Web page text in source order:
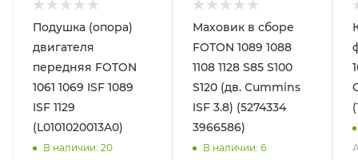
Подушка (опора)
двигателя
передняя FOTON
1061 1069 ISF 1089
ISF 1129
(L0101020013A0)
В наличии: 20
Маховик в сборе
FOTON 1089 1088
1108 1128 S85 S100
S120 (дв. Cummins
ISF 3.8) (5274334
3966586)
В наличии: 6